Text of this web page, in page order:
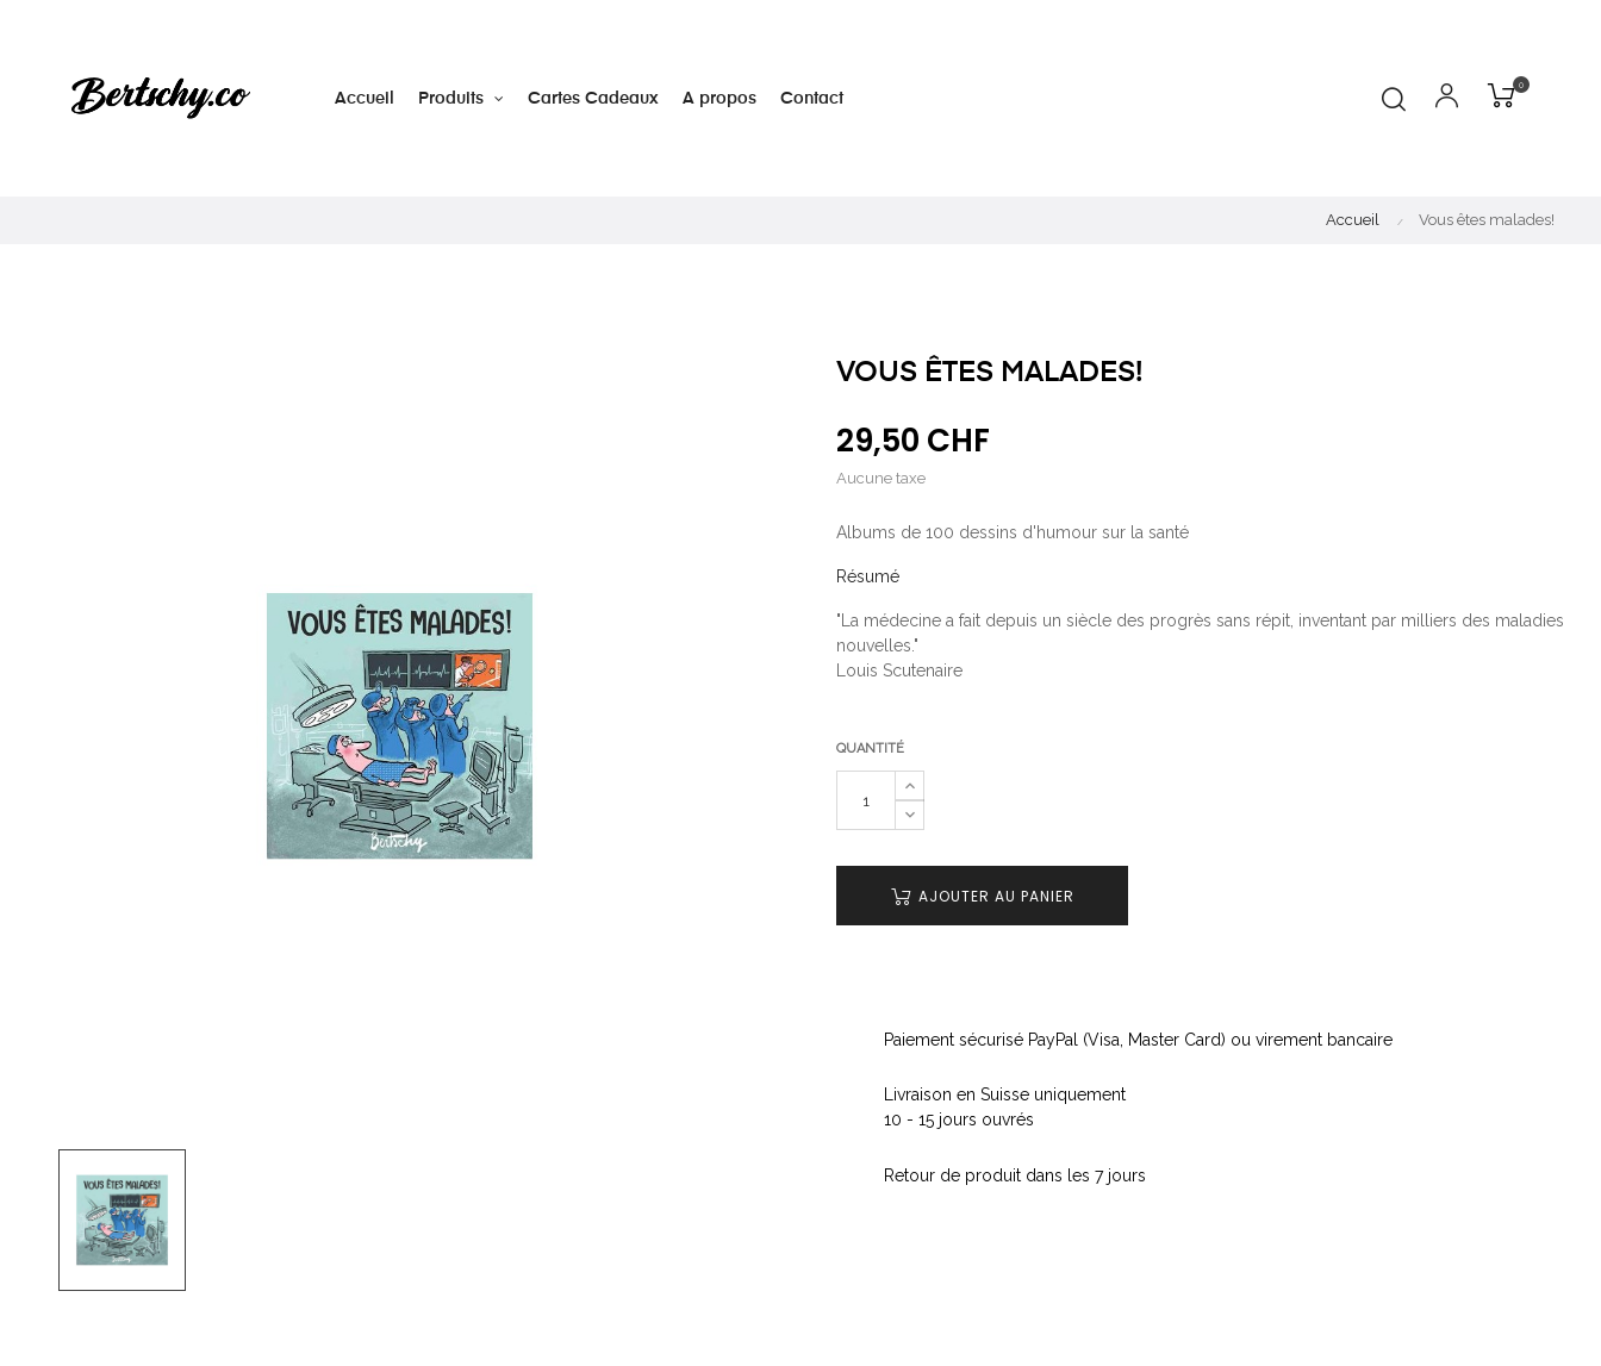
Accueil Produits Cartes Cadeaux A propos Contact
0
Accueil Vous êtes malades!
VOUS ÊTES MALADES!
29,50 CHF
Aucune taxe
Albums de 100 dessins d'humour sur la santé
Résumé
"La médecine a fait depuis un siècle des progrès sans répit, inventant par milliers des maladies
nouvelles."
Louis Scutenaire
QUANTITÉ
AJOUTER AU PANIER
Paiement sécurisé PayPal (Visa, Master Card) ou virement bancaire
Livraison en Suisse uniquement
10 - 15 jours ouvrés
Retour de produit dans les 7 jours